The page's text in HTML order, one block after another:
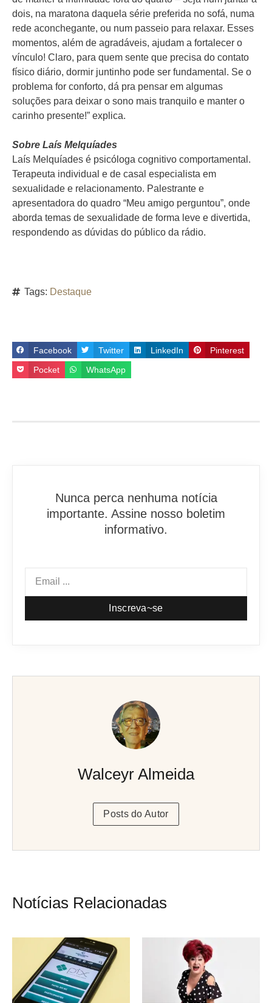
dois, na maratona daquela série preferida no sofá, numa
rede aconchegante, ou num passeio para relaxar. Esses
momentos, além de agradáveis, ajudam a fortalecer o
vínculo! Claro, para quem sente que precisa do contato
físico diário, dormir juntinho pode ser fundamental. Se o
problema for conforto, dá pra pensar em algumas
soluções para deixar o sono mais tranquilo e manter o
carinho presente!” explica.
Sobre Laís Melquíades
Laís Melquíades é psicóloga cognitivo comportamental.
Terapeuta individual e de casal especialista em
sexualidade e relacionamento. Palestrante e
apresentadora do quadro “Meu amigo perguntou”, onde
aborda temas de sexualidade de forma leve e divertida,
respondendo as dúvidas do público da rádio.
Tags: Destaque
Facebook Twitter LinkedIn Pinterest
Pocket WhatsApp
Nunca perca nenhuma notícia
importante. Assine nosso boletim
informativo.
Inscreva~se
Walceyr Almeida
Posts do Autor
Notícias Relacionadas